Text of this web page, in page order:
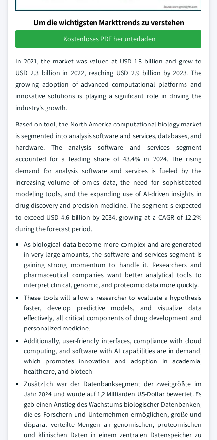
Um die wichtigsten Markttrends zu verstehen
Kostenloses PDF herunterladen
In 2021, the market was valued at USD 1.8 billion and grew to
USD 2.3 billion in 2022, reaching USD 2.9 billion by 2023. The
growing adoption of advanced computational platforms and
innovative solutions is playing a significant role in driving the
industry's growth.
Based on tool, the North America computational biology market
is segmented into analysis software and services, databases, and
hardware. The analysis software and services segment
accounted for a leading share of 43.4% in 2024. The rising
demand for analysis software and services is fueled by the
increasing volume of omics data, the need for sophisticated
modeling tools, and the expanding use of AI-driven insights in
drug discovery and precision medicine. The segment is expected
to exceed USD 4.6 billion by 2034, growing at a CAGR of 12.2%
during the forecast period.
As biological data become more complex and are generated
in very large amounts, the software and services segment is
gaining strong momentum to handle it. Researchers and
pharmaceutical companies want better analytical tools to
interpret clinical, genomic, and proteomic data more quickly.
These tools will allow a researcher to evaluate a hypothesis
faster, develop predictive models, and visualize data
effectively, all critical components of drug development and
personalized medicine.
Additionally, user-friendly interfaces, compliance with cloud
computing, and software with AI capabilities are in demand,
which promotes innovation and adoption in academia,
healthcare, and biotech.
Zusätzlich war der Datenbanksegment der zweitgrößte im
Jahr 2024 und wurde auf 1,2 Milliarden US-Dollar bewertet. Es
gab einen Anstieg des Wachstums biologischer Datenbanken,
die es Forschern und Unternehmen ermöglichen, große und
disparat verteilte Mengen an genomischen, proteomischen
und klinischen Daten in einem zentralen Datenspeicher zu